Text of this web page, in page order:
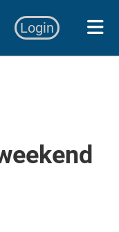
Login